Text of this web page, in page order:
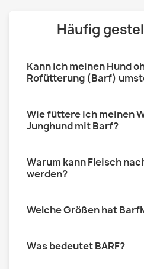
Häufig
Kann ich meinen Hund
Rofütterung (Barf)
Wie füttere ich meinen
Junghund mit Barf?
Warum kann Fleisch
werden?
Welche Größen hat
Was bedeutet BARF?